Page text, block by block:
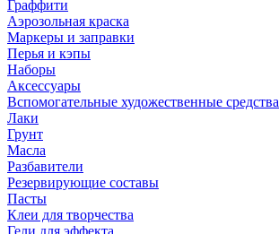
Граффити
Аэрозольная краска
Маркеры и заправки
Перья и кэпы
Наборы
Аксессуары
Вспомогательные художественные средства
Лаки
Грунт
Масла
Разбавители
Резервирующие составы
Пасты
Клеи для творчества
Гели для эффекта